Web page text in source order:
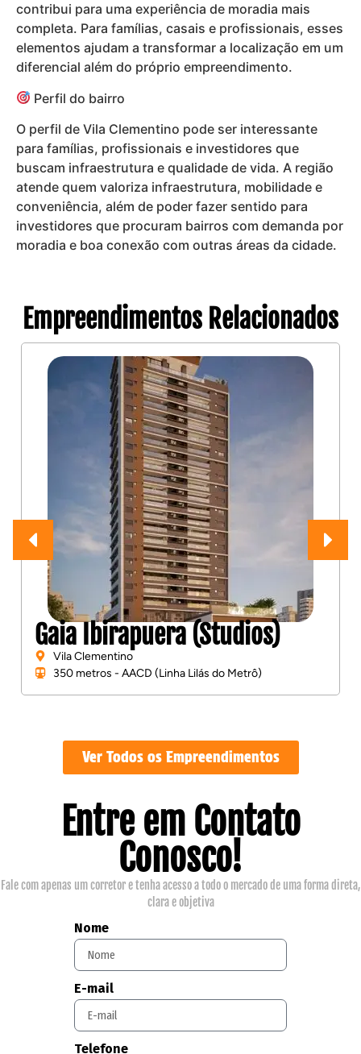
contribui para uma experiência de moradia mais
completa. Para famílias, casais e profissionais, esses
elementos ajudam a transformar a localização em um
diferencial além do próprio empreendimento.
Perfil do bairro
O perfil de Vila Clementino pode ser interessante
para famílias, profissionais e investidores que
buscam infraestrutura e qualidade de vida. A região
atende quem valoriza infraestrutura, mobilidade e
conveniência, além de poder fazer sentido para
investidores que procuram bairros com demanda por
moradia e boa conexão com outras áreas da cidade.
Empreendimentos Relacionados
Gaia Ibirapuera (Studios)
Vila Clementino
350 metros - AACD (Linha Lilás do Metrô)
Ver Todos os Empreendimentos
Entre em Contato
Conosco!
Fale com apenas um corretor e tenha acesso a todo o mercado de uma forma direta,
clara e objetiva
Nome
E-mail
Telefone